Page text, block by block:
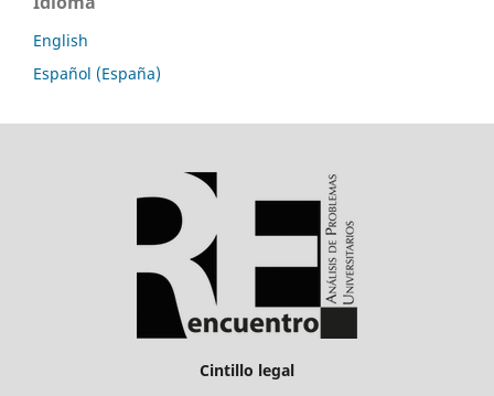
English
Español (España)
Cintillo legal